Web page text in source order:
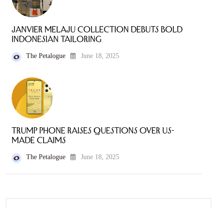
JANVIER Melaju Collection Debuts Bold
Indonesian Tailoring
The Petalogue June 18, 2025
Trump Phone Raises Questions Over US-
Made Claims
The Petalogue June 18, 2025